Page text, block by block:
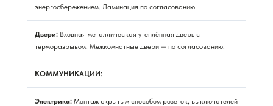
энергосбережением. Ламинация по согласованию.
Двери: Входная металлическая утеплённая дверь с
терморазрывом. Межкомнатные двери — по согласованию.
КОММУНИКАЦИИ:
Электрика: Монтаж скрытым способом розеток, выключателей